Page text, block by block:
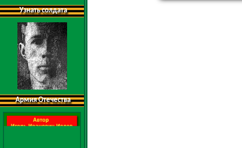
Узнать солдата
Армия Отечества